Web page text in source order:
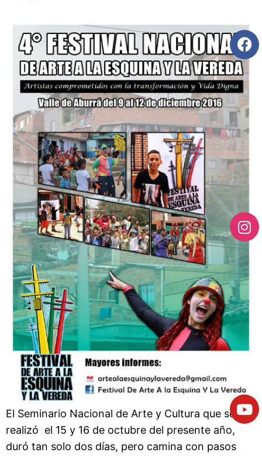
El Seminario Nacional de Arte y Cultura que se
realizó el 15 y 16 de octubre del presente año,
duró tan solo dos días, pero camina con pasos